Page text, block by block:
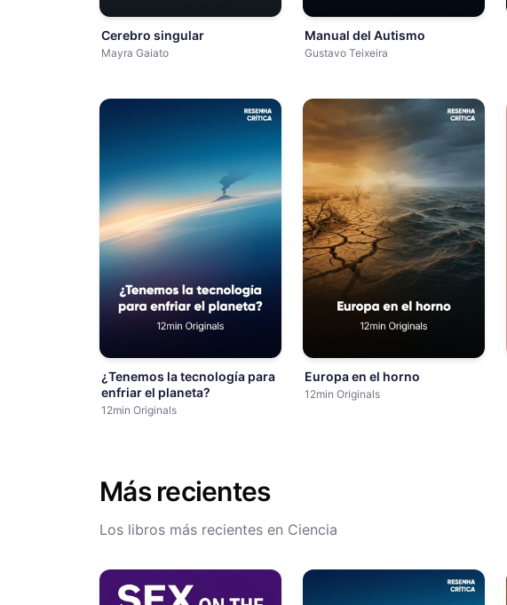
Cerebro singular
Mayra Gaiato
Manual del Autismo
Gustavo Teixeira
¿Tenemos la tecnología para
enfriar el planeta?
12min Originals
Europa en el horno
12min Originals
Más recientes
Los libros más recientes en Ciencia